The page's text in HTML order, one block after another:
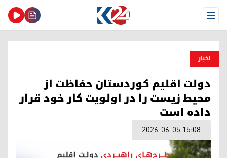
Open Menu
اخبار
دولت اقلیم کوردستان حفاظت از
محیط زیست را در اولویت کار خود قرار
داده است
2026-06-05 15:08